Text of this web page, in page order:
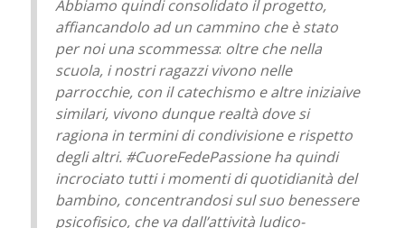
Abbiamo quindi consolidato il progetto,
affiancandolo ad un cammino che è stato
per noi una scommessa: oltre che nella
scuola, i nostri ragazzi vivono nelle
parrocchie, con il catechismo e altre iniziaive
similari, vivono dunque realtà dove si
ragiona in termini di condivisione e rispetto
degli altri. #CuoreFedePassione ha quindi
incrociato tutti i momenti di quotidianità del
bambino, concentrandosi sul suo benessere
psicofisico, che va dall’attività ludico-